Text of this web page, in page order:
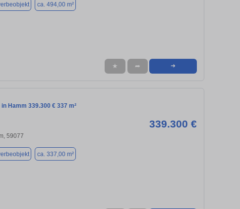
ca. 494,00 m²
★ ➦ ➜
Hamm 339.300 € 337 m²
339.300 €
59077
ca. 337,00 m²